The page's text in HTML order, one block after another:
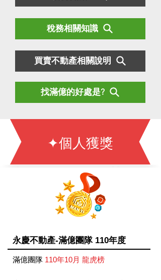
稅務相關知識
買賣不動產相關說明
找滿億的好處是?
✦個人獲獎
永慶不動產-滿億團隊 110年度
滿億團隊 110年10月 龍虎榜